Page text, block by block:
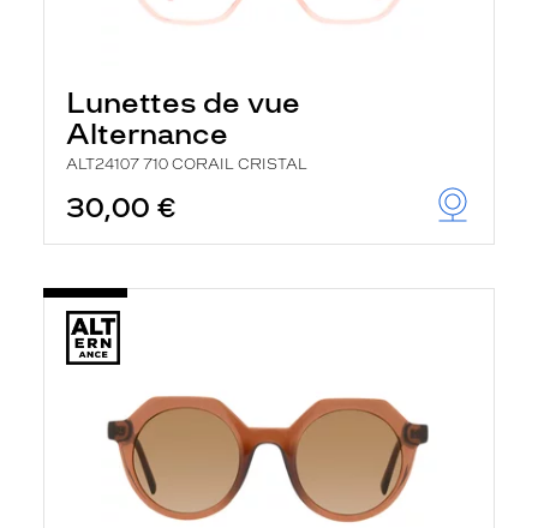
Lunettes de vue
Alternance
ALT24107 710 CORAIL CRISTAL
30,00 €